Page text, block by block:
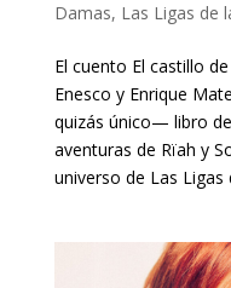
Damas, Las Ligas de
El cuento El castillo
Enesco y Enrique
quizás único— libro
aventuras de Rïah y
universo de Las Ligas